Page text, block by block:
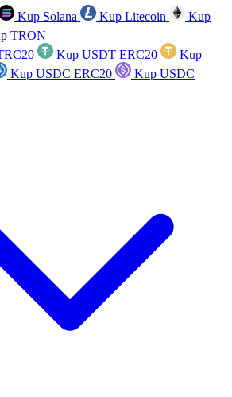
Kup Solana Kup Litecoin
Kup
TRON
Kup USDT ERC20
Kup
Kup USDC ERC20
Kup USDC